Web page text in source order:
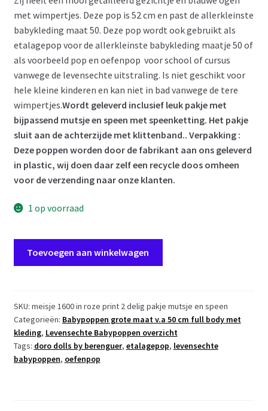
met wimpertjes. Deze pop is 52 cm en past de allerkleinste
babykleding maat 50. Deze pop wordt ook gebruikt als
etalagepop voor de allerkleinste babykleding maatje 50 of
als voorbeeld pop en oefenpop voor school of cursus
vanwege de levensechte uitstraling. Is niet geschikt voor
hele kleine kinderen en kan niet in bad vanwege de tere
wimpertjes.Wordt geleverd inclusief leuk pakje met
bijpassend mutsje en speen met speenketting. Het pakje
sluit aan de achterzijde met klittenband.. Verpakking :
Deze poppen worden door de fabrikant aan ons geleverd
in plastic, wij doen daar zelf een recycle doos omheen
voor de verzending naar onze klanten.
1 op voorraad
Levensechte
Meisje
full
body
52
cm
Toevoegen aan winkelwagen
SKU: meisje 1600 in roze print 2 delig pakje mutsje en speen
Categorieën: Babypoppen grote maat v.a 50 cm full body met
kleding, Levensechte Babypoppen overzicht
Tags: doro dolls by berenguer, etalagepop, levensechte
babypoppen, oefenpop